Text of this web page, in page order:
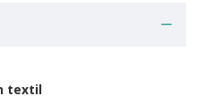
textil